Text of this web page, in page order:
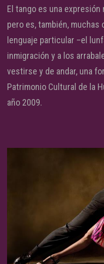
El tango es una expresión
pero es, también, muchas
lenguaje particular –el
inmigración y a los
vestirse y de andar, una
Patrimonio Cultural de la
año 2009.